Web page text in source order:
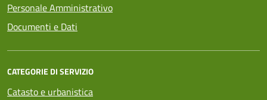
Personale Amministrativo
Documenti e Dati
CATEGORIE DI SERVIZIO
Catasto e urbanistica